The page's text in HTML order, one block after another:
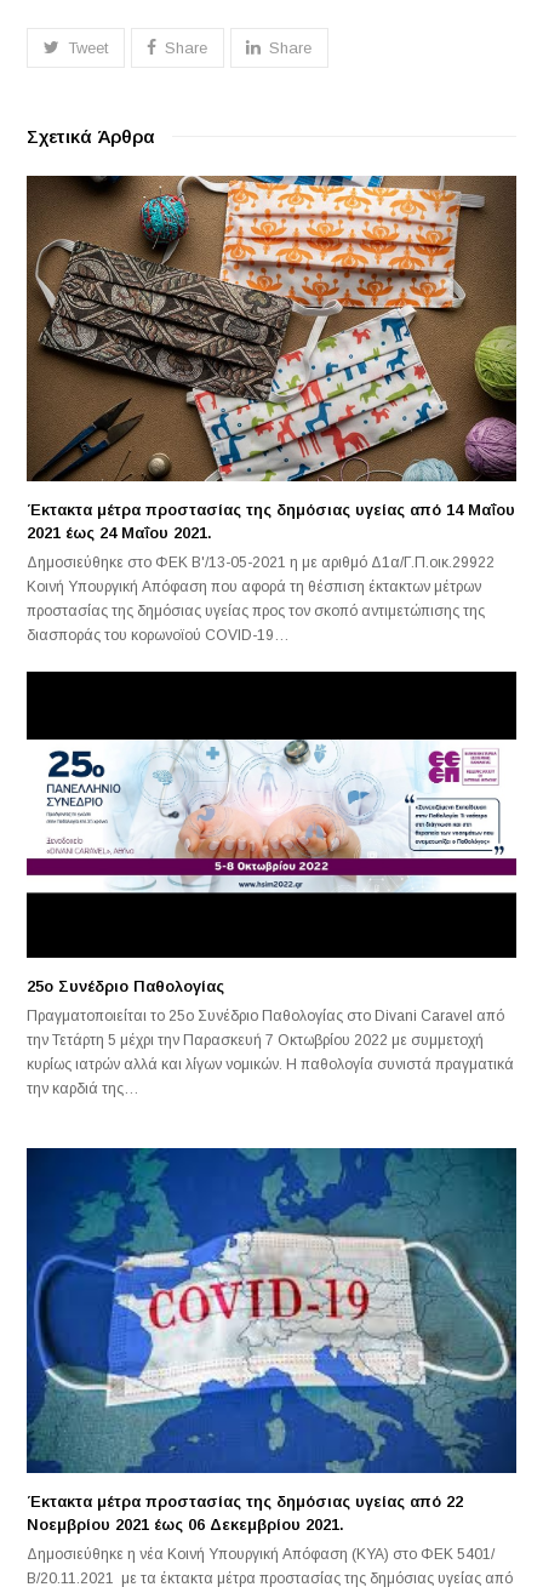
Tweet Share Share
Σχετικά Άρθρα
Έκτακτα μέτρα προστασίας της δημόσιας υγείας από 14 Μαΐου
2021 έως 24 Μαΐου 2021.
Δημοσιεύθηκε στο ΦΕΚ Β'/13-05-2021 η με αριθμό Δ1α/Γ.Π.οικ.29922
Κοινή Υπουργική Απόφαση που αφορά τη θέσπιση έκτακτων μέτρων
προστασίας της δημόσιας υγείας προς τον σκοπό αντιμετώπισης της
διασποράς του κορωνοϊού COVID-19…
25ο Συνέδριο Παθολογίας
Πραγματοποιείται το 25ο Συνέδριο Παθολογίας στο Divani Caravel από
την Τετάρτη 5 μέχρι την Παρασκευή 7 Οκτωβρίου 2022 με συμμετοχή
κυρίως ιατρών αλλά και λίγων νομικών. Η παθολογία συνιστά πραγματικά
την καρδιά της…
Έκτακτα μέτρα προστασίας της δημόσιας υγείας από 22
Νοεμβρίου 2021 έως 06 Δεκεμβρίου 2021.
Δημοσιεύθηκε η νέα Κοινή Υπουργική Απόφαση (ΚΥΑ) στο ΦΕΚ 5401/
Β/20.11.2021 με τα έκτακτα μέτρα προστασίας της δημόσιας υγείας από